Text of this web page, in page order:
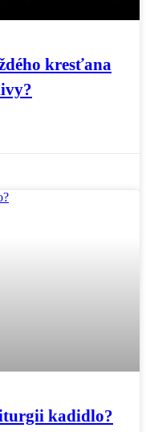
kresťana
kadidlo?